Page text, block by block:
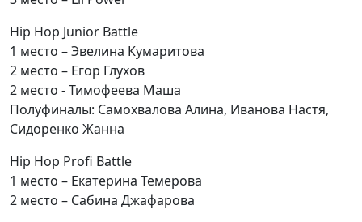
Hip Hop Junior Battle
1 место – Эвелина Кумаритова
2 место – Егор Глухов
2 место - Тимофеева Маша
Полуфиналы: Самохвалова Алина, Иванова Настя,
Сидоренко Жанна
Hip Hop Profi Battle
1 место – Екатерина Темерова
2 место – Сабина Джафарова